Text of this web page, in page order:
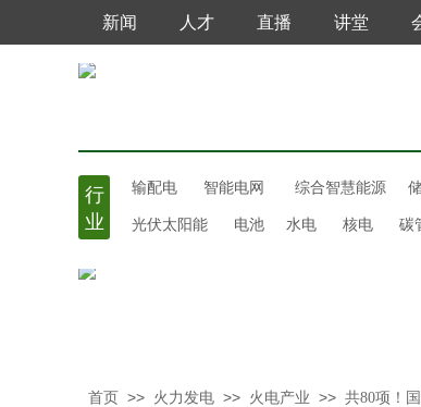
新闻 人才 直播 讲堂
光伏太阳能 电池 水电 核电 碳
输配电 智能电网 综合智慧能源
行
业
首页 >> 火力发电 >> 火电产业 >> 共80项！